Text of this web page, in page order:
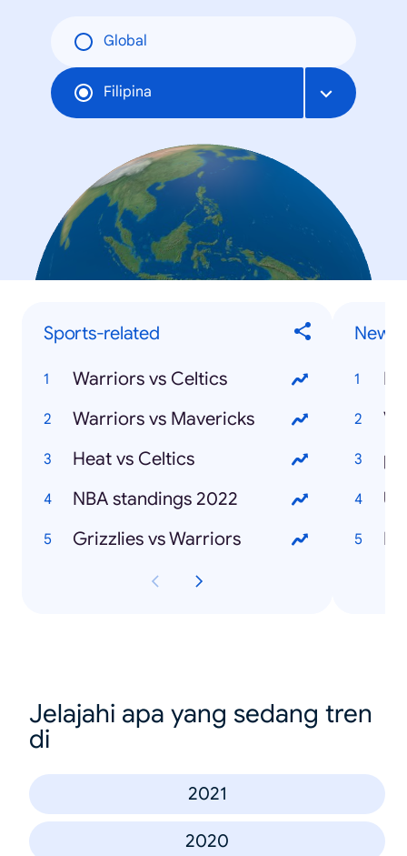
Global
Filipina
Sports-related
Warriors vs Celtics
Warriors vs Mavericks
Heat vs Celtics
NBA standings 2022
Grizzlies vs Warriors
News
Jelajahi apa yang sedang tren
di
2021
2020